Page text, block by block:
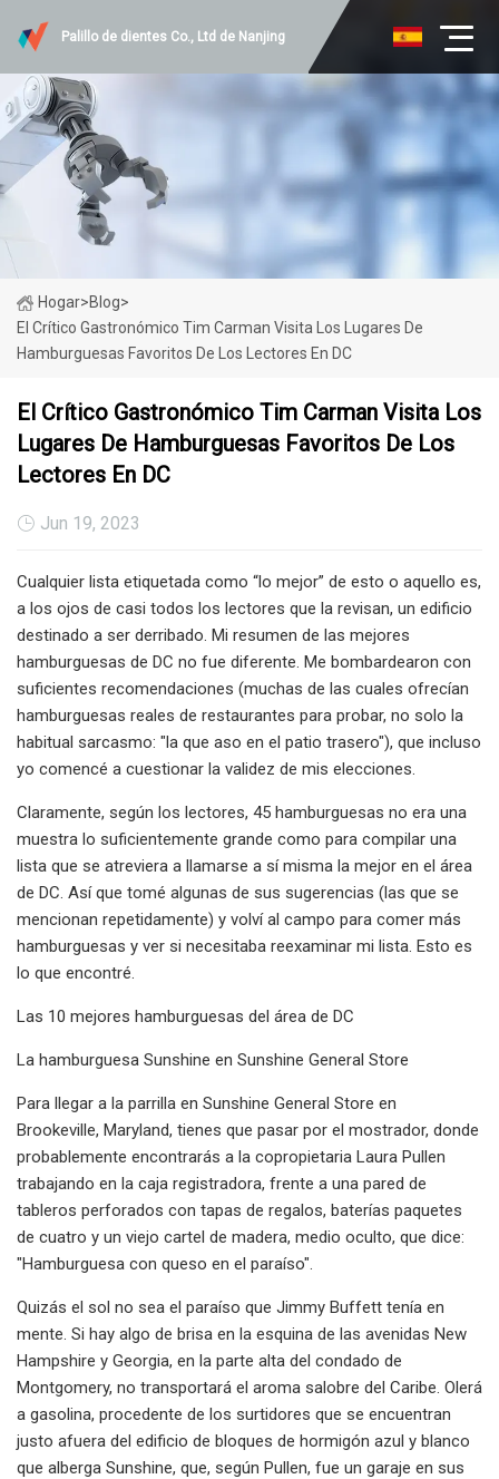
Palillo de dientes Co., Ltd de Nanjing
Hogar>Blog>
El Crítico Gastronómico Tim Carman Visita Los Lugares De
Hamburguesas Favoritos De Los Lectores En DC
El Crítico Gastronómico Tim Carman Visita Los
Lugares De Hamburguesas Favoritos De Los
Lectores En DC
Jun 19, 2023
Cualquier lista etiquetada como “lo mejor” de esto o aquello es,
a los ojos de casi todos los lectores que la revisan, un edificio
destinado a ser derribado. Mi resumen de las mejores
hamburguesas de DC no fue diferente. Me bombardearon con
suficientes recomendaciones (muchas de las cuales ofrecían
hamburguesas reales de restaurantes para probar, no solo la
habitual sarcasmo: "la que aso en el patio trasero"), que incluso
yo comencé a cuestionar la validez de mis elecciones.
Claramente, según los lectores, 45 hamburguesas no era una
muestra lo suficientemente grande como para compilar una
lista que se atreviera a llamarse a sí misma la mejor en el área
de DC. Así que tomé algunas de sus sugerencias (las que se
mencionan repetidamente) y volví al campo para comer más
hamburguesas y ver si necesitaba reexaminar mi lista. Esto es
lo que encontré.
Las 10 mejores hamburguesas del área de DC
La hamburguesa Sunshine en Sunshine General Store
Para llegar a la parrilla en Sunshine General Store en
Brookeville, Maryland, tienes que pasar por el mostrador, donde
probablemente encontrarás a la copropietaria Laura Pullen
trabajando en la caja registradora, frente a una pared de
tableros perforados con tapas de regalos, baterías paquetes
de cuatro y un viejo cartel de madera, medio oculto, que dice:
"Hamburguesa con queso en el paraíso".
Quizás el sol no sea el paraíso que Jimmy Buffett tenía en
mente. Si hay algo de brisa en la esquina de las avenidas New
Hampshire y Georgia, en la parte alta del condado de
Montgomery, no transportará el aroma salobre del Caribe. Olerá
a gasolina, procedente de los surtidores que se encuentran
justo afuera del edificio de bloques de hormigón azul y blanco
que alberga Sunshine, que, según Pullen, fue un garaje en sus